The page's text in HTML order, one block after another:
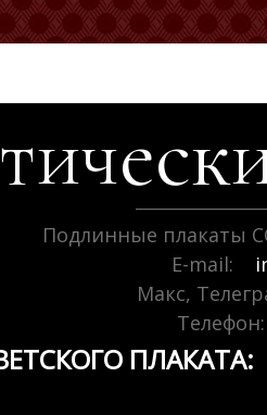
Подлинные плакаты
E-mail:
Макс,
Телефон:
ПЛАКАТА: